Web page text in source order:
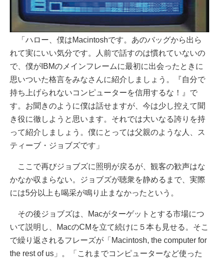
「ハロー、僕はMacintoshです。あのバッグから出ら
れて実にいい気分です。人前で話すのは慣れていないの
で、僕がIBMのメインフレームに最初に出会ったときに
思いついた格言をみなさんに紹介しましょう。『自分で
持ち上げられないコンピューターを信用するな！』で
す。お聞きのように僕は話せますが、今は少し控えて聞
き役に徹しようと思います。それでは大いなる誇りを持
って紹介しましょう。僕にとっては父親のような人、ス
ティーブ・ジョブズです」
ここで再びジョブズに照明が戻るが、観客の歓声はな
かなか収まらない。ジョブズが聴衆を静めるまで、実際
には5分以上も喝采が鳴り止まなかったという。
その後ジョブズは、Macがターゲットとする市場につ
いて説明し、MacのCMを立て続けに５本も見せる。そこ
で繰り返されるフレーズが「Macintosh, the computer for
the rest of us」。「これまでコンピューターなど使った